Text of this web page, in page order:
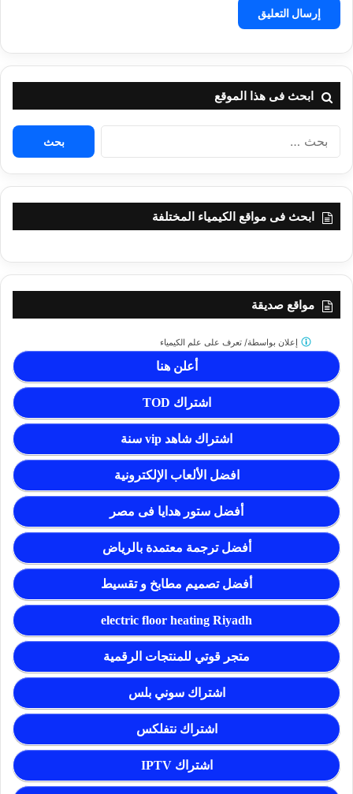
ابحث فى هذا الموقع
البحث
عن:
ابحث فى مواقع الكيمياء المختلفة
مواقع صديقة
أعلن هنا
اشتراك TOD
اشتراك شاهد vip سنة
افضل الألعاب الإلكترونية
أفضل ستور هدايا فى مصر
أفضل ترجمة معتمدة بالرياض
أفضل تصميم مطابخ و تقسيط
electric floor heating Riyadh
متجر قوتي للمنتجات الرقمية
اشتراك سوني بلس
اشتراك نتفلكس
اشتراك IPTV
إعلان بواسطة/ تعرف على علم الكيمياء